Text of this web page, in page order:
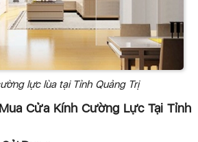
lực lùa tại Tỉnh Quảng Trị
Cửa Kính Cường Lực Tại Tỉnh